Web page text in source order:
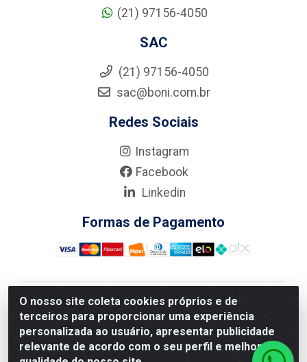
O nosso site coleta cookies próprios e de
terceiros para proporcionar uma experiência
personalizada ao usuário, apresentar publicidade
relevante de acordo com o seu perfil e melhorar a
(21) 97156-4050
SAC
(21) 97156-4050
sac@boni.com.br
Redes Sociais
Instagram
Facebook
Linkedin
Formas de Pagamento
Nova Boni Distribuidora de Material de Construção LTDA
- Rua Alice Tibiriçá, 330 - Vila Da Penha, Rio de
Janeiro/RJ - CEP: 21.210-110 - CNPJ: 11.003.135/0001-
27